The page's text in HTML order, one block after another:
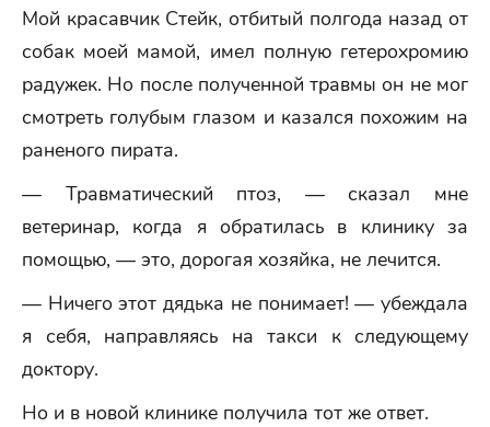
Мой красавчик Стейк, отбитый полгода назад от
собак моей мамой, имел полную гетерохромию
радужек. Но после полученной травмы он не мог
смотреть голубым глазом и казался похожим на
раненого пирата.
— Травматический птоз, — сказал мне
ветеринар, когда я обратилась в клинику за
помощью, — это, дорогая хозяйка, не лечится.
— Ничего этот дядька не понимает! — убеждала
я себя, направляясь на такси к следующему
доктору.
Но и в новой клинике получила тот же ответ.